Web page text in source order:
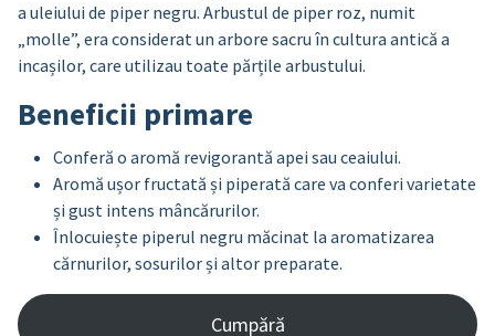
a uleiului de piper negru. Arbustul de piper roz, numit
„molle”, era considerat un arbore sacru în cultura antică a
incașilor, care utilizau toate părțile arbustului.
Beneficii primare
Conferă o aromă revigorantă apei sau ceaiului.
Aromă ușor fructată și piperată care va conferi varietate
și gust intens mâncărurilor.
Înlocuiește piperul negru măcinat la aromatizarea
cărnurilor, sosurilor și altor preparate.
Cumpără